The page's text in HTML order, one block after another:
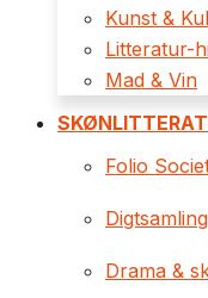
Kunst &
Litteratur-
Mad & Vin
Folio
Drama &